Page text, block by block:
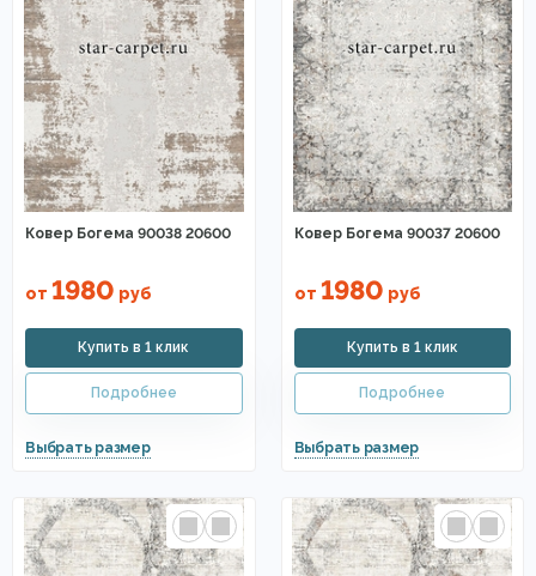
Ковер Богема 90038 20600
от 1980 руб
Ковер Богема 90037 20600
от 1980 руб